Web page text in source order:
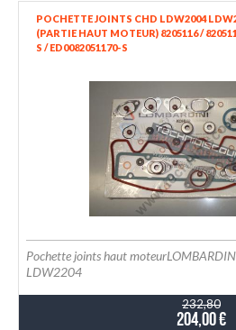
POCHETTE JOINTS CHD LDW2004
(PARTIE HAUT MOTEUR) 8205116 /
S / ED0082051170-S
Pochette joints haut
LDW2204
232,80
204,00 €